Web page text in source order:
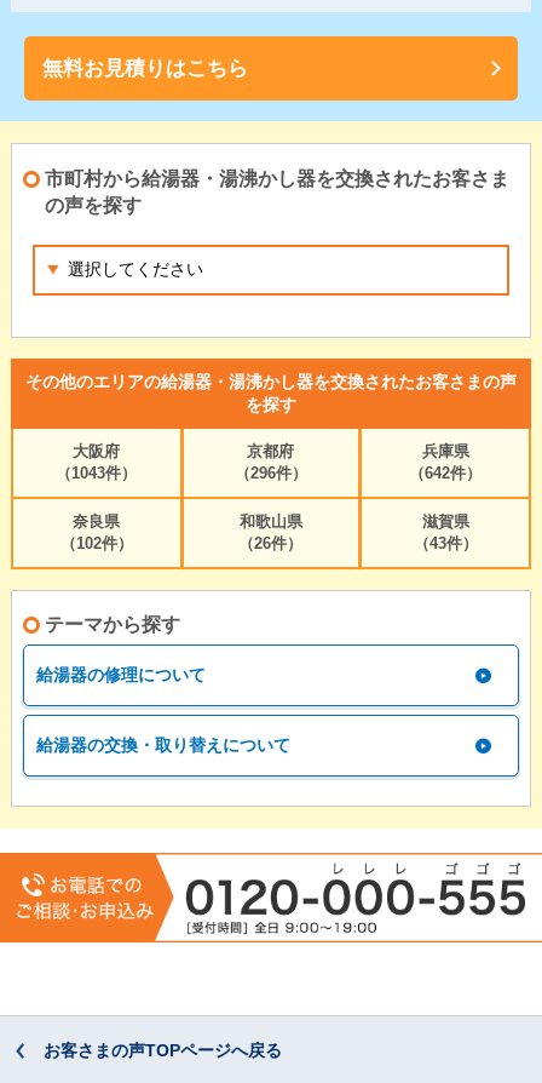
無料お見積りはこちら
市町村から給湯器・湯沸かし器を交換されたお客さま
の声を探す
その他のエリアの給湯器・湯沸かし器を交換されたお客さまの声
を探す
大阪府
（1043件）
京都府
（296件）
兵庫県
（642件）
奈良県
（102件）
和歌山県
（26件）
滋賀県
（43件）
テーマから探す
給湯器の修理について
給湯器の交換・取り替えについて
お客さまの声TOPページへ戻る